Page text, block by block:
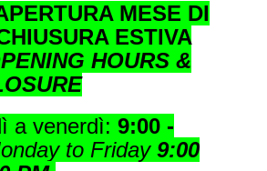
MESE DI
ESTIVA
HOURS &
a venerdì: 9:00 -
to Friday 9:00